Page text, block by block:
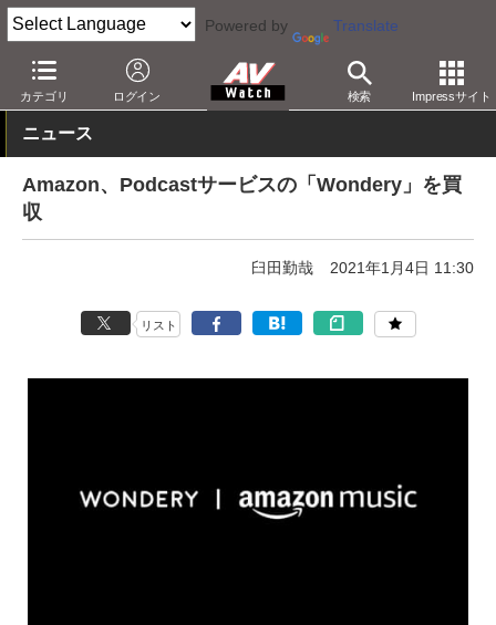
Powered by Translate
カテゴリ ログイン 検索 Impressサイト
AV Watch 動向 業界動向 経営/IR
ニュース
Amazon、Podcastサービスの「Wondery」を買
収
臼田勤哉 2021年1月4日 11:30
リスト